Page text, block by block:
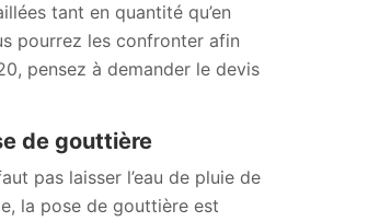
tant en quantité qu’en
pourrez les confronter afin
pensez à demander le devis
de gouttière
pas laisser l’eau de pluie de
la pose de gouttière est